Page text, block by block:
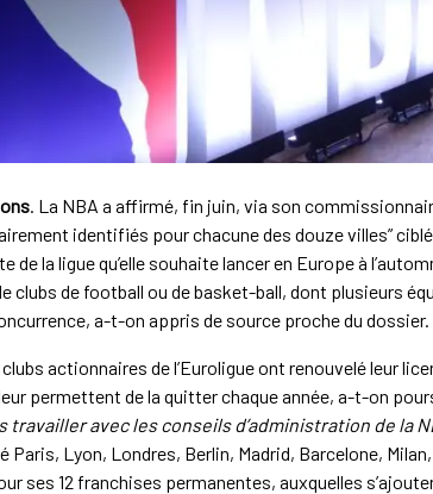
. La NBA a affirmé, fin juin, via son
identifiés pour chacune des douze villes”
de la ligue qu’elle souhaite lancer en Europe à
clubs de football ou de basket-ball, dont plusieurs
a-t-on appris de source proche du dossier.
actionnaires de l’Euroligue ont renouvelé leur
permettent de la quitter chaque année, a-t-on
travailler avec les conseils d’administration de la
Paris, Lyon, Londres, Berlin, Madrid, Barcelone,
ses 12 franchises permanentes, auxquelles